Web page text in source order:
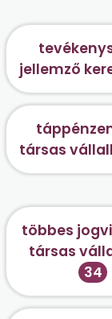
jellemző
társas
többes
társas
34